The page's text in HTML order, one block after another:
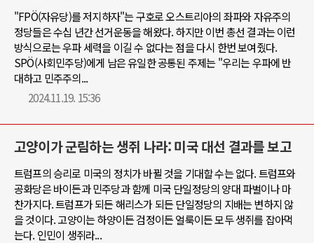
"FPÖ(자유당)를 저지하자"는 구호로 오스트리아의 좌파와 자유주의
정당들은 수십 년간 선거운동을 해왔다. 하지만 이번 총선 결과는 이런
방식으로는 우파 세력을 이길 수 없다는 점을 다시 한번 보여줬다.
SPÖ(사회민주당)에게 남은 유일한 공통된 주제는 "우리는 우파에 반
대하고 민주주의...
2024.11.19. 15:36
고양이가 군림하는 생쥐 나라: 미국 대선 결과를 보고
트럼프의 승리로 미국의 정치가 바뀔 것을 기대할 수는 없다. 트럼프와
공화당은 바이든과 민주당과 함께 미국 단일정당의 양대 파벌이나 마
찬가지다. 트럼프가 되든 해리스가 되든 단일정당의 지배는 변하지 않
을 것이다. 고양이는 하양이든 검정이든 얼룩이든 모두 생쥐를 잡아먹
는다. 인민이 생쥐라...